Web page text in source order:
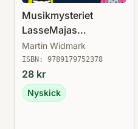
Musikmysteriet
LasseMajas
Detektivbyrå
Martin Widmark
ISBN: 9789179752378
28 kr
Nyskick